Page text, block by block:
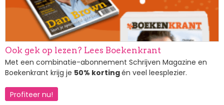
Ook gek op lezen? Lees Boekenkrant
Met een combinatie-abonnement Schrijven Magazine en
Boekenkrant krijg je 50% kortingén veel leesplezier.
Profiteer nu!